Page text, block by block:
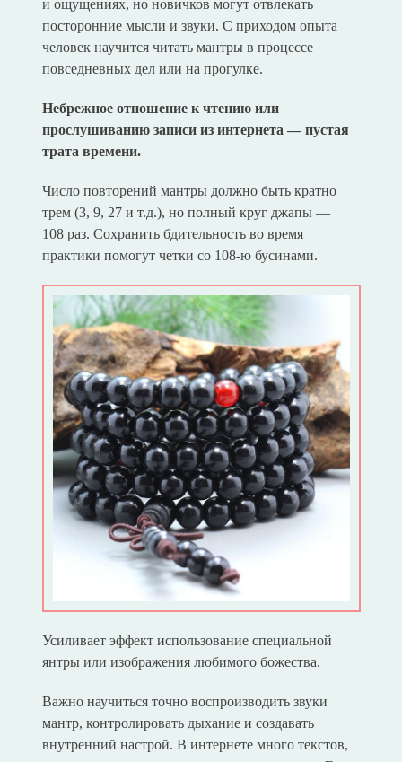
и ощущениях, но новичков могут отвлекать
посторонние мысли и звуки. С приходом опыта
человек научится читать мантры в процессе
повседневных дел или на прогулке.
Небрежное отношение к чтению или
прослушиванию записи из интернета — пустая
трата времени.
Число повторений мантры должно быть кратно
трем (3, 9, 27 и т.д.), но полный круг джапы —
108 раз. Сохранить бдительность во время
практики помогут четки со 108-ю бусинами.
Усиливает эффект использование специальной
янтры или изображения любимого божества.
Важно научиться точно воспроизводить звуки
мантр, контролировать дыхание и создавать
внутренний настрой. В интернете много текстов,